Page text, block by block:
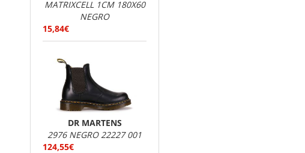
MATRIXCELL 1CM 180X60
NEGRO
15,84€
DR MARTENS
2976 NEGRO 22227 001
124,55€